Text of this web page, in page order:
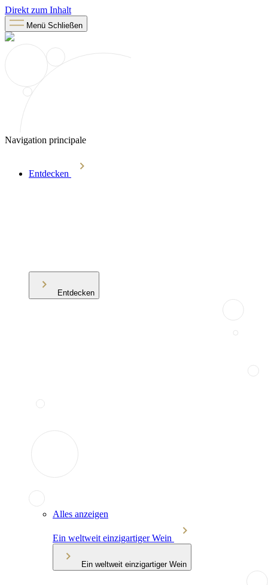
Direkt zum Inhalt
Menü Schließen
Navigation principale
Entdecken
Entdecken
Alles anzeigen
Ein weltweit einzigartiger Wein
Ein weltweit einzigartiger Wein